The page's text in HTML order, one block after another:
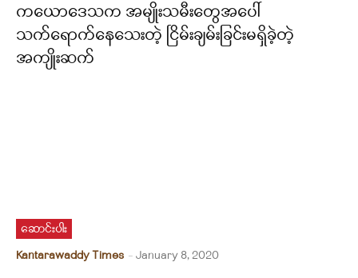
ကယောဒေသက အမျိုးသမီးတွေအပေါ်
သက်ရောက်နေသေးတဲ့ ငြိမ်းချမ်းခြင်းမရှိခဲ့တဲ့
အကျိုးဆက်
ဆောင်းပါး
Kantarawaddy Times - January 8, 2020